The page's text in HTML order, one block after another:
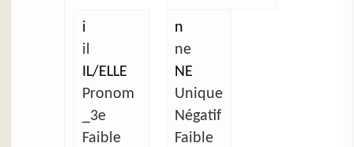
i
il
IL/ELLE
Pronom
_3e
Faible
n
ne
NE
Unique
Négatif
Faible